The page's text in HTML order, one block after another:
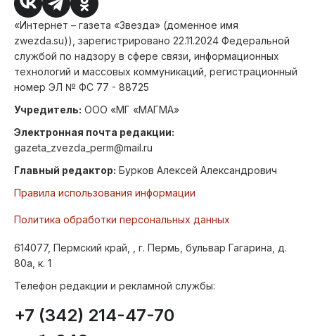
«Интернет – газета «Звезда» (доменное имя
zwezda.su)), зарегистрировано 22.11.2024 Федеральной
службой по надзору в сфере связи, информационных
технологий и массовых коммуникаций, регистрационный
номер ЭЛ № ФС 77 - 88725
Учредитель: ООО «МГ «МАГМА»
Электронная почта редакции:
gazeta_zvezda_perm@mail.ru
Главный редактор: Бурков Алексей Александрович
Правила использования информации
Политика обработки персональных данных
614077, Пермский край, , г. Пермь, бульвар Гагарина, д.
80а, к. 1
Телефон редакции и рекламной службы:
+7 (342) 214-47-70